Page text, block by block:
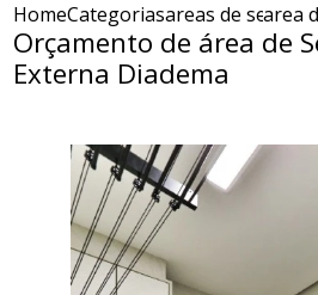
HomeCategoriasareas de servico
area
Orçamento de área de
Externa Diadema